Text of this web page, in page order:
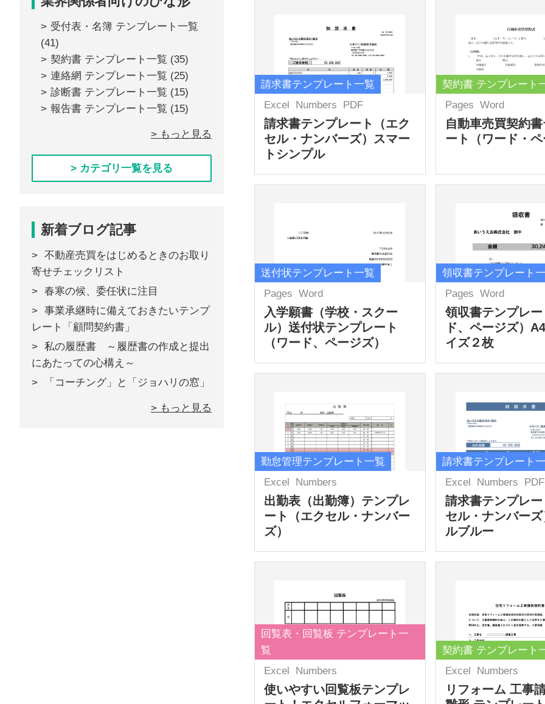
請求書テンプレート一覧
Excel
Numbers PDF
請求書テンプレート（エク
セル・ナンバーズ）スマー
トシンプル
契約書 テンプレート
Pages Word
自動車売買契約
ート（ワード・
送付状テンプレート一覧
Pages Word
入学願書（学校・スクー
ル）送付状テンプレート
（ワード、ページズ）
領収書テンプレート
Pages Word
領収書テンプレ
ド、ページズ）
イズ２枚
勤怠管理テンプレート一覧
Excel
Numbers
出勤表（出勤簿）テンプレ
ート（エクセル・ナンバー
ズ）
請求書テンプレート
Excel
Numbers PDF
請求書テンプレ
セル・ナンバー
ルブルー
回覧表・回覧板 テンプレート一
覧
Excel
Numbers
使いやすい回覧板テンプレ
契約書 テンプレート
Excel
Numbers
リフォーム 工事
受付表・名簿 テンプレート一覧
(41)
契約書 テンプレート一覧 (35)
連絡網 テンプレート一覧 (25)
診断書 テンプレート一覧 (15)
報告書 テンプレート一覧 (15)
> もっと見る
> カテゴリ一覧を見る
新着ブログ記事
不動産売買をはじめるときのお取り
寄せチェックリスト
春寒の候、委任状に注目
事業承継時に備えておきたいテンプ
レート「顧問契約書」
私の履歴書 ～履歴書の作成と提出
にあたっての心構え～
「コーチング」と「ジョハリの窓」
> もっと見る